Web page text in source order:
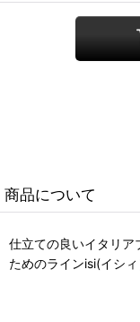
商品について
仕立ての良いイタリ
ためのラインisi(イシ